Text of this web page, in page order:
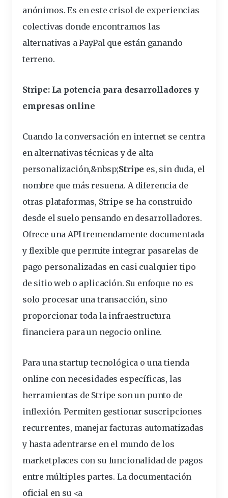
anónimos. Es en este crisol de experiencias
colectivas donde encontramos las
alternativas a PayPal que están ganando
terreno.
Stripe: La potencia para desarrolladores y
empresas online
Cuando la conversación en internet se centra
en alternativas técnicas y de alta
personalización,&nbsp;Stripe es, sin duda, el
nombre que más resuena. A diferencia de
otras plataformas, Stripe se ha construido
desde el suelo pensando en desarrolladores.
Ofrece una API tremendamente documentada
y flexible que permite integrar pasarelas de
pago personalizadas en casi cualquier tipo
de sitio web o aplicación. Su enfoque no es
solo procesar una transacción, sino
proporcionar toda la infraestructura
financiera para un negocio online.
Para una startup tecnológica o una tienda
online con necesidades específicas, las
herramientas de Stripe son un punto de
inflexión. Permiten gestionar suscripciones
recurrentes, manejar facturas automatizadas
y hasta adentrarse en el mundo de los
marketplaces con su funcionalidad de pagos
entre múltiples partes. La documentación
oficial en su <a